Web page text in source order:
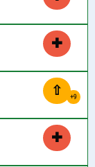
✚
⇧ +9
✚